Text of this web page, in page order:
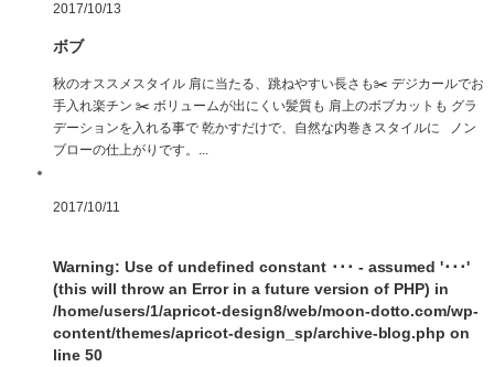
2017/10/13
ボブ
秋のオススメスタイル 肩に当たる、跳ねやすい長さも✂️ デジカールでお
手入れ楽チン ✂️ ボリュームが出にくい髪質も 肩上のボブカットも グラ
デーションを入れる事で 乾かすだけで、自然な内巻きスタイルに ノン
ブローの仕上がりです。...
2017/10/11
Warning: Use of undefined constant ･･･ - assumed '･･･'
(this will throw an Error in a future version of PHP) in
/home/users/1/apricot-design8/web/moon-dotto.com/wp-
content/themes/apricot-design_sp/archive-blog.php on
line 50